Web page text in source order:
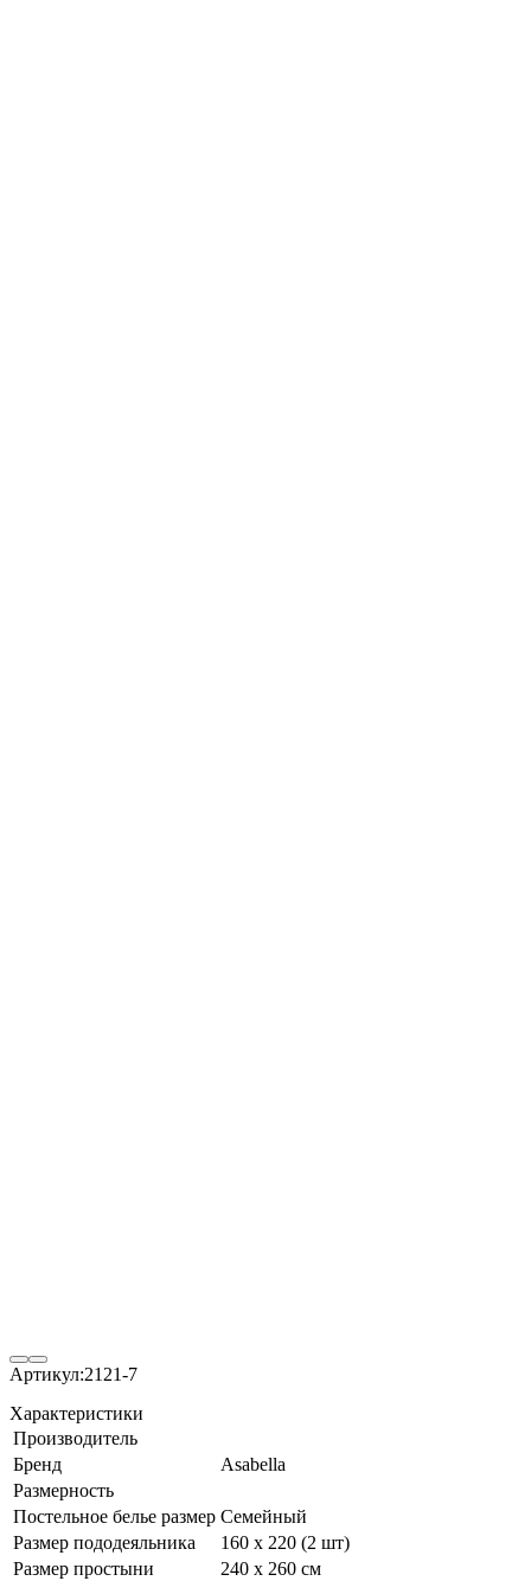
Артикул:2121-7
Характеристики
Производитель
Бренд
Asabella
Размерность
Постельное белье размер Семейный
Размер пододеяльника
160 х 220 (2 шт)
Размер простыни
240 х 260 см